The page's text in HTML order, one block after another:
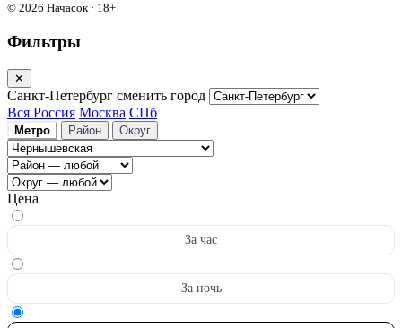
© 2026 Начасок · 18+
Фильтры
✕
Санкт-Петербург сменить город
Вся Россия Москва СПб
Метро Район Округ
Цена
За час
За ночь